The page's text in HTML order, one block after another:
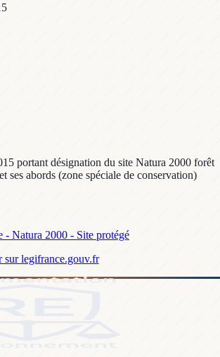
portant désignation du site Natura 2000 forêt
ses abords (zone spéciale de conservation)
- Natura 2000 - Site protégé
sur legifrance.gouv.fr